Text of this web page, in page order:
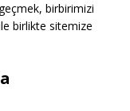
birbirimizi
birlikte sitemize